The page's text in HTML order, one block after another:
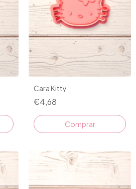
Cara Kitty
€4,68
Comprar